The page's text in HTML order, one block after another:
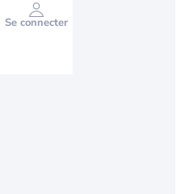
Se connecter